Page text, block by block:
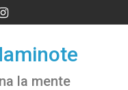
la mente